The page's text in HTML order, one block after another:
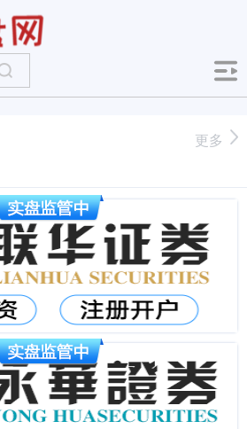
更多